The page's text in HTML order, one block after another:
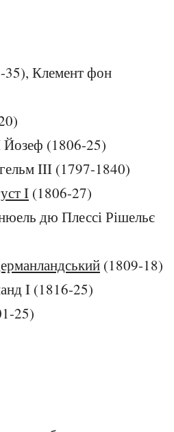
35), Клемент фон
Йозеф (1806-25)
III (1797-1840)
I (1806-27)
дю Плессі Рішельє
(1809-18)
I (1816-25)
25)